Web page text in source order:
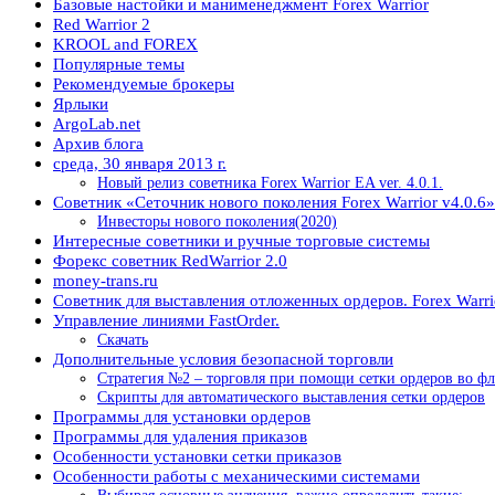
Базовые настойки и манименеджмент Forex Warrior
Red Warrior 2
KROOL and FOREX
Популярные темы
Рекомендуемые брокеры
Ярлыки
ArgoLab.net
Архив блога
среда, 30 января 2013 г.
Новый релиз советника Forex Warrior EA ver. 4.0.1.
Советник «Сеточник нового поколения Forex Warrior v4.0.6»
Инвесторы нового поколения(2020)
Интересные советники и ручные торговые системы
Форекс советник RedWarrior 2.0
money-trans.ru
Советник для выставления отложенных ордеров. Forex
Управление линиями FastOrder.
Скачать
Дополнительные условия безопасной торговли
Стратегия №2 – торговля при помощи сетки ордеров во
Скрипты для автоматического выставления сетки ордеров
Программы для установки ордеров
Программы для удаления приказов
Особенности установки сетки приказов
Особенности работы с механическими системами